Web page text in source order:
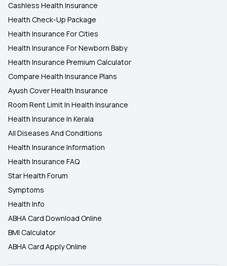
Cashless Health Insurance
Health Check-Up Package
Health Insurance For Cities
Health Insurance For Newborn Baby
Health Insurance Premium Calculator
Compare Health Insurance Plans
Ayush Cover Health Insurance
Room Rent Limit In Health Insurance
Health Insurance In Kerala
All Diseases And Conditions
Health Insurance Information
Health Insurance FAQ
Star Health Forum
Symptoms
Health Info
ABHA Card Download Online
BMI Calculator
ABHA Card Apply Online